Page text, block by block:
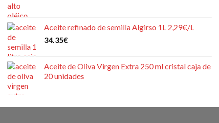
Aceite refinado de semilla Algirso 1L 2,29€/L
34.35€
Aceite de Oliva Virgen Extra 250 ml cristal caja de
20 unidades